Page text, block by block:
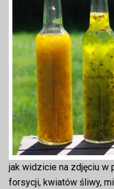
jak widzicie na zdjęciu w
forsycji, kwiatów śliwy,